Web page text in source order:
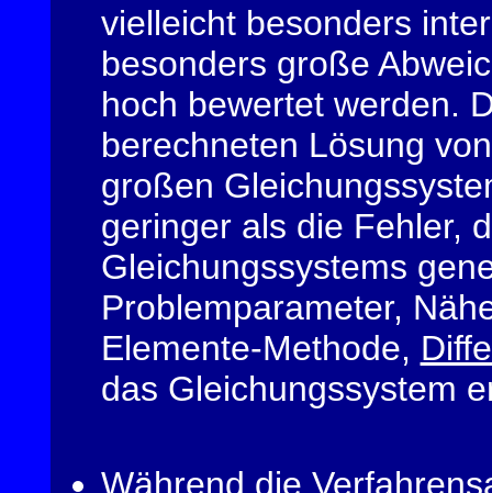
vielleicht besonders
besonders große
hoch bewertet werden.
berechneten Lösung
großen
geringer als die Fehler,
Gleichungssystems
Problemparameter,
Elemente-Methode,
das Gleichungssystem
Während die